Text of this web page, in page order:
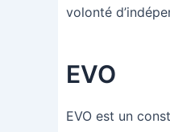
volonté
EVO
EVO est un